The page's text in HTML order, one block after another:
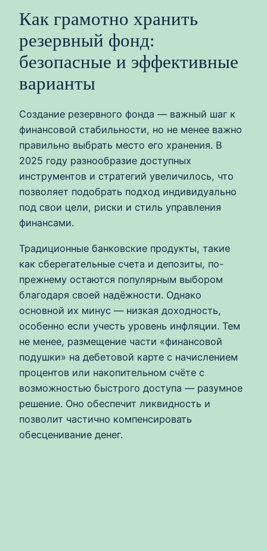
Как грамотно хранить
резервный фонд:
безопасные и эффективные
варианты
Создание резервного фонда — важный шаг к
финансовой стабильности, но не менее важно
правильно выбрать место его хранения. В
2025 году разнообразие доступных
инструментов и стратегий увеличилось, что
позволяет подобрать подход индивидуально
под свои цели, риски и стиль управления
финансами.
Традиционные банковские продукты, такие
как сберегательные счета и депозиты, по-
прежнему остаются популярным выбором
благодаря своей надёжности. Однако
основной их минус — низкая доходность,
особенно если учесть уровень инфляции. Тем
не менее, размещение части «финансовой
подушки» на дебетовой карте с начислением
процентов или накопительном счёте с
возможностью быстрого доступа — разумное
решение. Оно обеспечит ликвидность и
позволит частично компенсировать
обесценивание денег.